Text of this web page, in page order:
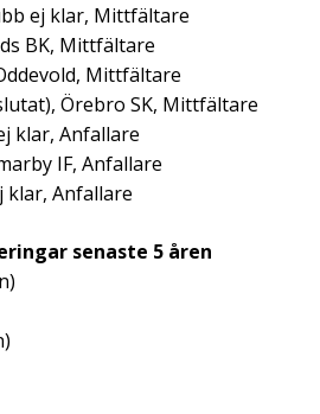
ej klar, Mittfältare
BK, Mittfältare
Mittfältare
Örebro SK, Mittfältare
klar, Anfallare
IF, Anfallare
klar, Anfallare
senaste 5 åren